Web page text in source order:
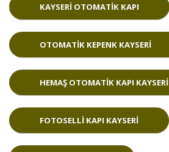
KAYSERI OTOMATIK KAPI
OTOMATIK KEPENK KAYSERI
HEMAŞ OTOMATIK KAPI KAYSERI
FOTOSELLI KAPI KAYSERI